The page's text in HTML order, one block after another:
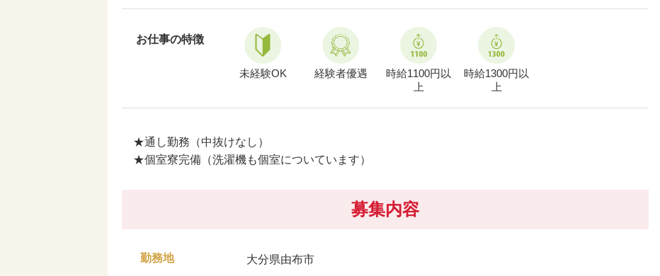
お仕事の特徴
未経験OK 経験者優遇
時給1100円以
上
時給1300円以
上
★通し勤務（中抜けなし）
★個室寮完備（洗濯機も個室についています）
募集内容
勤務地 大分県由布市